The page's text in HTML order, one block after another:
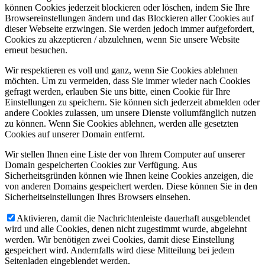
können Cookies jederzeit blockieren oder löschen, indem Sie Ihre
Browsereinstellungen ändern und das Blockieren aller Cookies auf
dieser Webseite erzwingen. Sie werden jedoch immer aufgefordert,
Cookies zu akzeptieren / abzulehnen, wenn Sie unsere Website
erneut besuchen.
Wir respektieren es voll und ganz, wenn Sie Cookies ablehnen
möchten. Um zu vermeiden, dass Sie immer wieder nach Cookies
gefragt werden, erlauben Sie uns bitte, einen Cookie für Ihre
Einstellungen zu speichern. Sie können sich jederzeit abmelden oder
andere Cookies zulassen, um unsere Dienste vollumfänglich nutzen
zu können. Wenn Sie Cookies ablehnen, werden alle gesetzten
Cookies auf unserer Domain entfernt.
Wir stellen Ihnen eine Liste der von Ihrem Computer auf unserer
Domain gespeicherten Cookies zur Verfügung. Aus
Sicherheitsgründen können wie Ihnen keine Cookies anzeigen, die
von anderen Domains gespeichert werden. Diese können Sie in den
Sicherheitseinstellungen Ihres Browsers einsehen.
Aktivieren, damit die Nachrichtenleiste dauerhaft ausgeblendet
wird und alle Cookies, denen nicht zugestimmt wurde, abgelehnt
werden. Wir benötigen zwei Cookies, damit diese Einstellung
gespeichert wird. Andernfalls wird diese Mitteilung bei jedem
Seitenladen eingeblendet werden.